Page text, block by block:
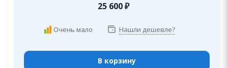
25 600₽
Очень мало Нашли дешевле?
В корзину